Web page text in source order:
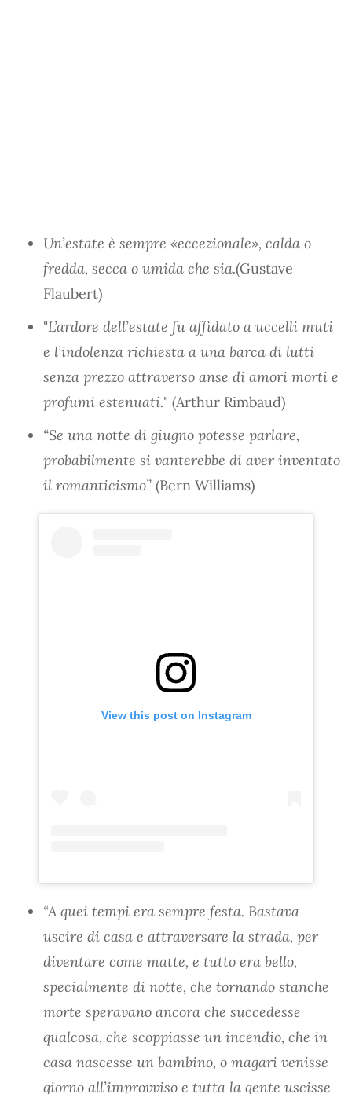
Un’estate è sempre «eccezionale», calda o
fredda, secca o umida che sia.(Gustave
Flaubert)
"L’ardore dell’estate fu affidato a uccelli muti
e l’indolenza richiesta a una barca di lutti
senza prezzo attraverso anse di amori morti e
profumi estenuati." (Arthur Rimbaud)
“Se una notte di giugno potesse parlare,
probabilmente si vanterebbe di aver inventato
il romanticismo” (Bern Williams)
View this post on Instagram
“A quei tempi era sempre festa. Bastava
uscire di casa e attraversare la strada, per
diventare come matte, e tutto era bello,
specialmente di notte, che tornando stanche
morte speravano ancora che succedesse
qualcosa, che scoppiasse un incendio, che in
casa nascesse un bambino, o magari venisse
giorno all’improvviso e tutta la gente uscisse